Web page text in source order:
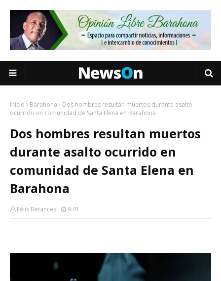
Inicio Barahona
Dos hombres resultan muertos durante asalto
ocurrido en comunidad de Santa Elena en Barahona
Dos hombres resultan muertos
durante asalto ocurrido en
comunidad de Santa Elena en
Barahona
Félix Betances 9:01